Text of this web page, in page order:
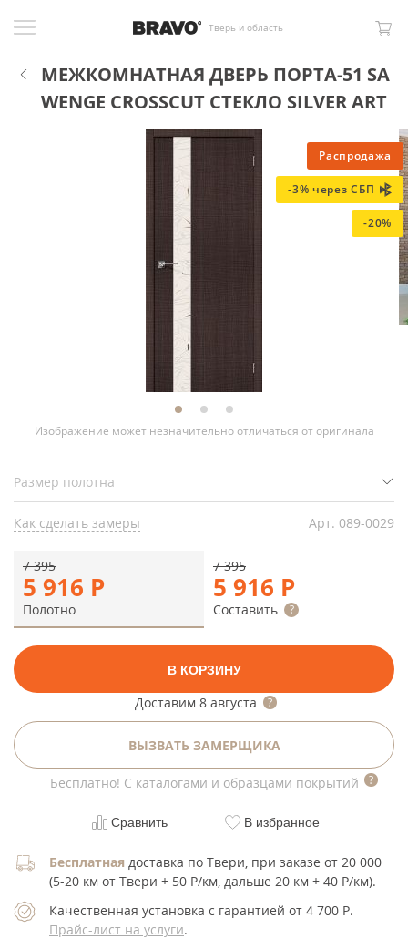
Тверь и область
МЕЖКОМНАТНАЯ ДВЕРЬ ПОРТА-51 SA
WENGE CROSSCUT СТЕКЛО SILVER ART
Распродажа
-3% через СБП
-20%
Изображение может незначительно отличаться от оригинала
Как сделать замеры Арт. 089-0029
5 916 Р
7 395
Полотно
5 916 Р
7 395
Составить
В КОРЗИНУ
Доставим 8 августа
ВЫЗВАТЬ ЗАМЕРЩИКА
Бесплатно! С каталогами и образцами покрытий
Сравнить В избранное
Бесплатная доставка по Твери, при заказе от 20 000
(5-20 км от Твери + 50 Р/км, дальше 20 км + 40 Р/км).
Качественная установка с гарантией от 4 700 Р.
Прайс-лист на услуги.